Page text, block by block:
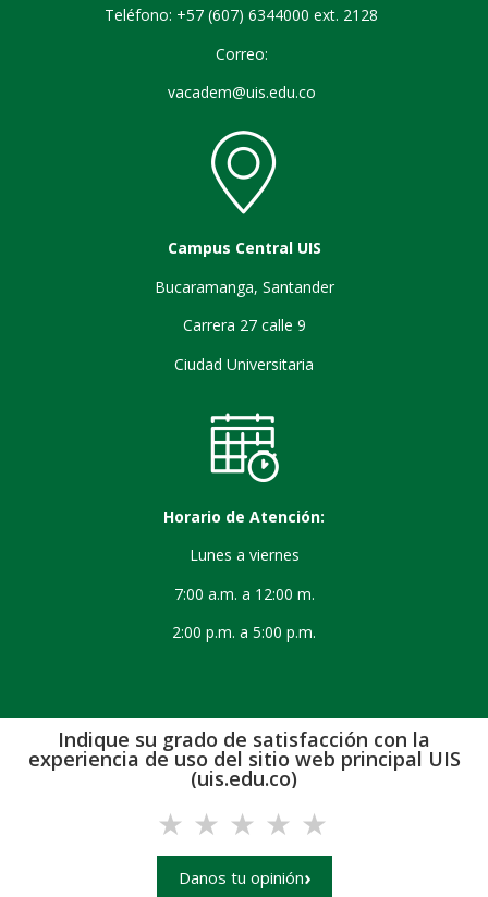
Teléfono: +57 (607) 6344000 ext. 2128
Correo:
vacadem@uis.edu.co
Campus Central UIS
Bucaramanga, Santander
Carrera 27 calle 9
Ciudad Universitaria
Horario de Atención:
Lunes a viernes
7:00 a.m. a 12:00 m.
2:00 p.m. a 5:00 p.m.
Indique su grado de satisfacción con la
experiencia de uso del sitio web principal UIS
(uis.edu.co)